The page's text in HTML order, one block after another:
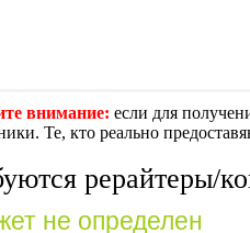
внимание: если для
Те, кто реально
рерайтеры/
не определен